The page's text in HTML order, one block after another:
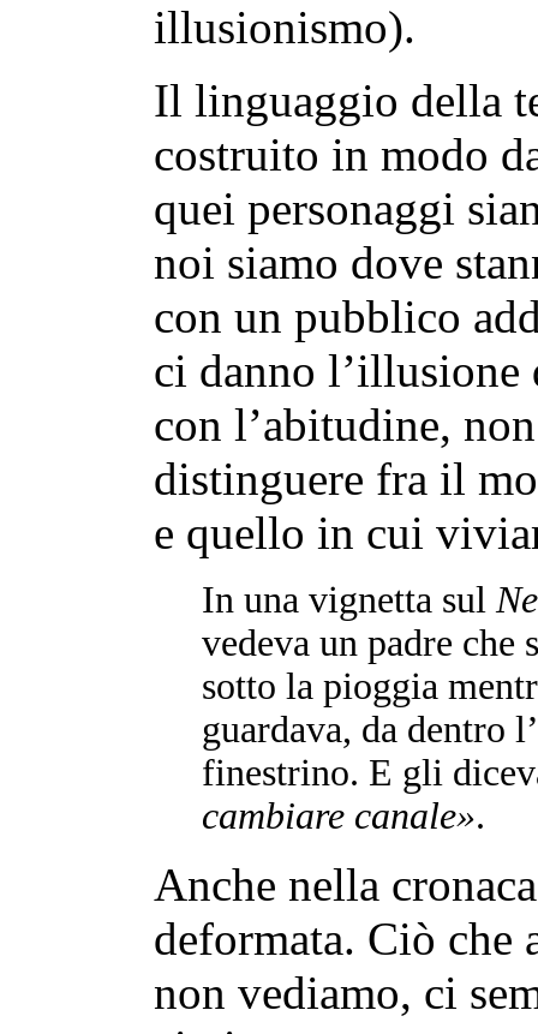
illusionismo).
Il linguaggio della
costruito in modo
quei personaggi
noi siamo dove
con un pubblico
ci danno l’illusione
con l’abitudine,
distinguere fra il
e quello in cui
In una vignetta sul
vedeva un padre che
sotto la pioggia
guardava, da dentro
finestrino. E gli
cambiare canale».
Anche nella
deformata. Ciò che
non vediamo, ci